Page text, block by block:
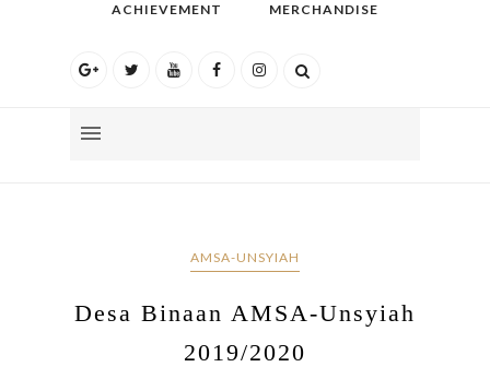
ACHIEVEMENT MERCHANDISE
AMSA-UNSYIAH
Desa Binaan AMSA-Unsyiah
2019/2020